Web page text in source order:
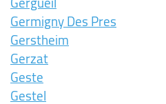
Germigny Des Pres
Gerstheim
Gerzat
Geste
Gestel